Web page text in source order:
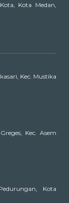
Kota Medan,
Kec. Mustika
Kec. Asem
Kota